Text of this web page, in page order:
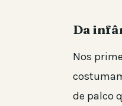
Da
Nos
de palco